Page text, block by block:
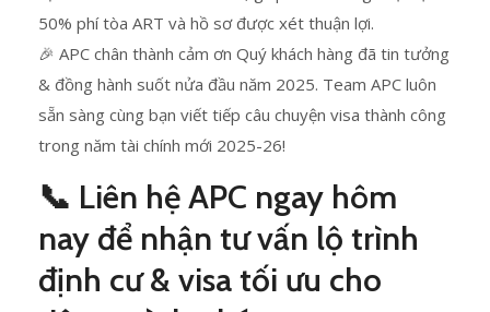
50% phí tòa ART và hồ sơ được xét thuận lợi.
🎉 APC chân thành cảm ơn Quý khách hàng đã tin tưởng
& đồng hành suốt nửa đầu năm 2025. Team APC luôn
sẵn sàng cùng bạn viết tiếp câu chuyện visa thành công
trong năm tài chính mới 2025-26!
📞 Liên hệ APC ngay hôm
nay để nhận tư vấn lộ trình
định cư & visa tối ưu cho